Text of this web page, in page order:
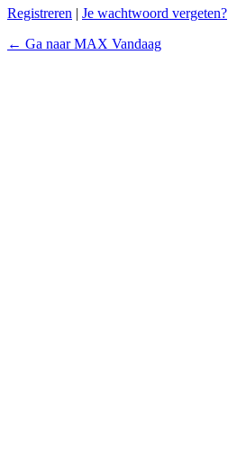
Registreren | Je wachtwoord vergeten?
← Ga naar MAX Vandaag